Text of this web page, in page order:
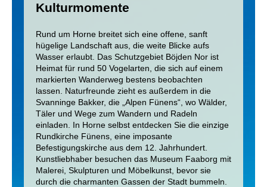
Kulturmomente
Rund um Horne breitet sich eine offene, sanft
hügelige Landschaft aus, die weite Blicke aufs
Wasser erlaubt. Das Schutzgebiet Böjden Nor ist
Heimat für rund 50 Vogelarten, die sich auf einem
markierten Wanderweg bestens beobachten
lassen. Naturfreunde zieht es außerdem in die
Svanninge Bakker, die „Alpen Fünens“, wo Wälder,
Täler und Wege zum Wandern und Radeln
einladen. In Horne selbst entdecken Sie die einzige
Rundkirche Fünens, eine imposante
Befestigungskirche aus dem 12. Jahrhundert.
Kunstliebhaber besuchen das Museum Faaborg mit
Malerei, Skulpturen und Möbelkunst, bevor sie
durch die charmanten Gassen der Stadt bummeln.